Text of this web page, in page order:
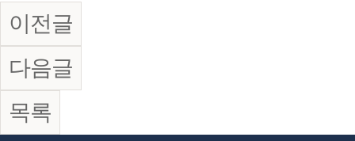
이전글
다음글
목록